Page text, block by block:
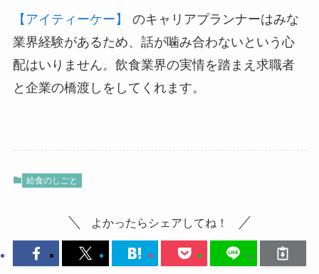
【アイティーケー】
のキャリアプランナーはみな
業界経験があるため、話が噛み合わないという心
配はいりません。飲食業界の実情を踏まえ求職者
と企業の橋渡しをしてくれます。
給食のしごと
よかったらシェアしてね！